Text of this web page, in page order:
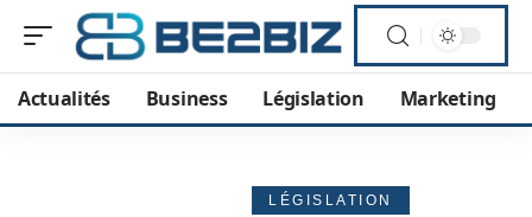
Actualités Business Législation Marketing
LÉGISLATION